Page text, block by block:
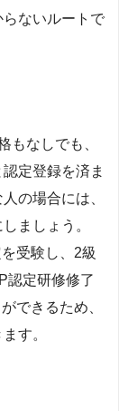
ないルートで
もなしでも、
定登録を済ま
の場合には、
ましょう。
受験し、2級
認定研修修了
できるため、
す。